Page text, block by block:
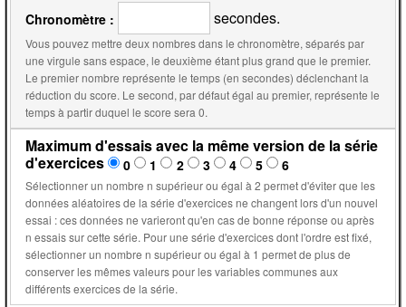
Chronomètre : secondes.
Vous pouvez mettre deux nombres dans le chronomètre, séparés par
une virgule sans espace, le deuxième étant plus grand que le premier.
Le premier nombre représente le temps (en secondes) déclenchant la
réduction du score. Le second, par défaut égal au premier, représente le
temps à partir duquel le score sera 0.
Maximum d'essais avec la même version de la série
d'exercices
0 1 2 3 4 5 6
Sélectionner un nombre n supérieur ou égal à 2 permet d'éviter que les
données aléatoires de la série d'exercices ne changent lors d'un nouvel
essai : ces données ne varieront qu'en cas de bonne réponse ou après
n essais sur cette série. Pour une série d'exercices dont l'ordre est fixé,
sélectionner un nombre n supérieur ou égal à 1 permet de plus de
conserver les mêmes valeurs pour les variables communes aux
différents exercices de la série.